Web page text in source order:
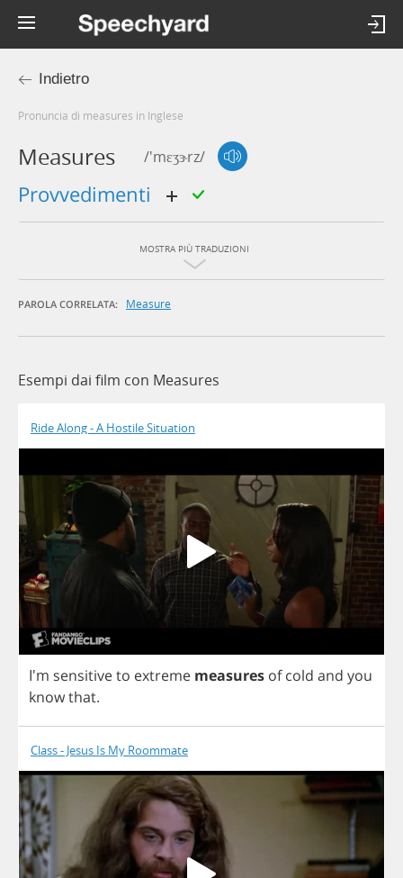
Indietro
Pronuncia di measures in Inglese
Measures /'mɛʒɝrz/
provvedimenti
MOSTRA PIÙ TRADUZIONI
PAROLA CORRELATA: Measure
Esempi dai film con Measures
Ride Along - A Hostile Situation
I'm sensitiveto extreme measures of cold and you
knowthat.
Class - Jesus Is My Roommate